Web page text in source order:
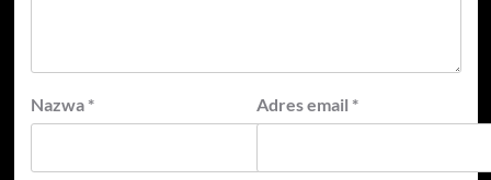
Nazwa * Adres email *